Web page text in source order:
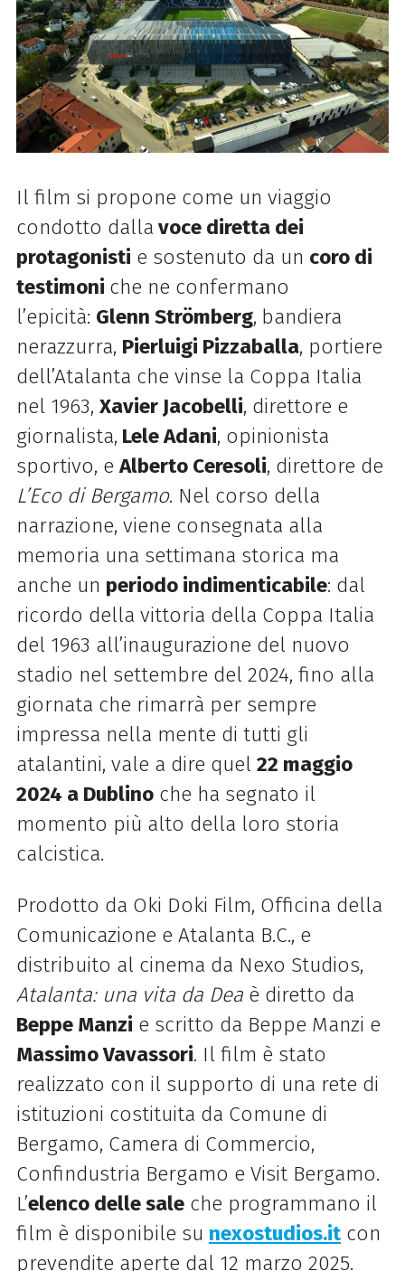
Il film si propone come un viaggio
condotto dalla voce diretta dei
protagonisti e sostenuto da un coro di
testimoni che ne confermano
l’epicità: Glenn Strömberg, bandiera
nerazzurra, Pierluigi Pizzaballa, portiere
dell’Atalanta che vinse la Coppa Italia
nel 1963, Xavier Jacobelli, direttore e
giornalista, Lele Adani, opinionista
sportivo, eAlberto Ceresoli, direttore de
L’Eco di Bergamo. Nel corso della
narrazione, viene consegnata alla
memoria una settimana storica ma
anche un periodo indimenticabile: dal
ricordo della vittoria della Coppa Italia
del 1963 all’inaugurazione del nuovo
stadio nel settembre del 2024, fino alla
giornata che rimarrà per sempre
impressa nella mente di tutti gli
atalantini, vale a dire quel 22 maggio
2024 a Dublinoche ha segnato il
momento più alto della loro storia
calcistica.
Prodotto da Oki Doki Film, Officina della
Comunicazione e Atalanta B.C., e
distribuito al cinema da Nexo Studios,
Atalanta: una vita da Deaè diretto da
Beppe Manzi e scritto da Beppe Manzi e
Massimo Vavassori. Il film è stato
realizzato con il supporto di una rete di
istituzioni costituita da Comune di
Bergamo, Camera di Commercio,
Confindustria Bergamo e Visit Bergamo.
L’elenco delle saleche programmano il
film è disponibile su nexostudios.itcon
prevendite aperte dal 12 marzo 2025.